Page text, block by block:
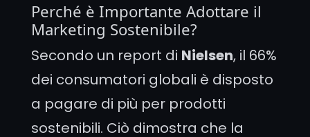
Perché è Importante Adottare il
Marketing Sostenibile?
Secondo un report di Nielsen, il 66%
dei consumatori globali è disposto
a pagare di più per prodotti
sostenibili. Ciò dimostra che la